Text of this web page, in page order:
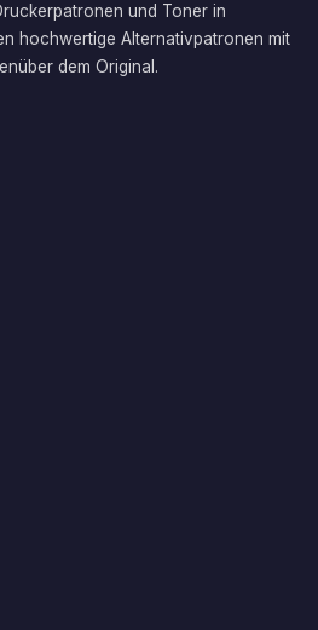
und Toner in
hochwertige Alternativpatronen mit
dem Original.